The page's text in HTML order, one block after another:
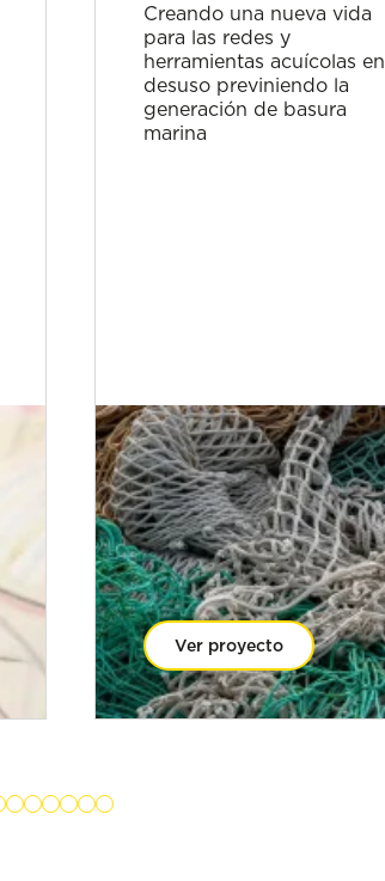
Creando una nueva vida
para las redes y
herramientas acuícolas en
desuso previniendo la
generación de basura
marina
Ver proyecto